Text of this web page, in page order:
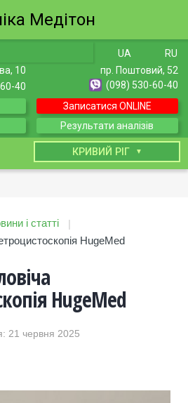
UA
RU
10
40
пр. Поштовий, 52
(098) 530-60-40
Записатися ONLINE
Результати аналізів
КРИВИЙ РІГ
і статті
|
HugeMed
HugeMed
21 червня 2025
Медітон